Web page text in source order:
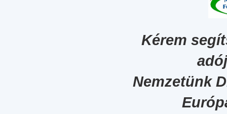
Kérem
Nemzetünk